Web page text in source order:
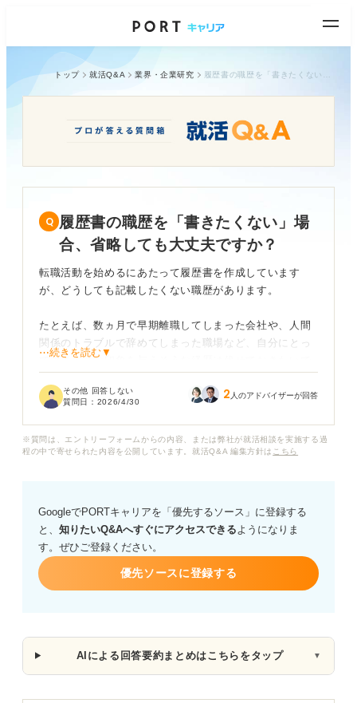
トップ 就活Q&A 業界・企業研究
履歴書の職歴を「書きたくない」場
合、省略しても大丈夫ですか？
転職活動を始めるにあたって履歴書を作成しています
が、どうしても記載したくない職歴があります。
たとえば、数ヵ月で早期離職してしまった会社や、人間
関係のトラブルで辞めてしまった職場など、自分にとっ
てマイナスな印象を与えそうな経歴は伏せておきたいで
るのでしょうか？
や、面接で突っ込まれた際の法的に問題のない伝え方の
コツについて、アドバイスをお願いします。
⋯続きを読む▼
その他 回答しない
質問日： 2026/4/30 2 人のアドバイザーが回答
※質問は、エントリーフォームからの内容、または弊社が就活相談を実施する過
程の中で寄せられた内容を公開しています。就活Q&A 編集方針は こちら
GoogleでPORTキャリアを「優先するソース」に登録する
と、 知りたいQ&Aへすぐにアクセスできるようになりま
す。ぜひご登録ください。
優先ソースに登録する
AIによる回答要約まとめはこちらをタップ ▼